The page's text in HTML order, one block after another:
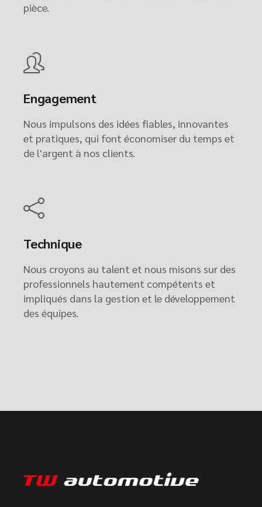
pièce.
Engagement
Nous impulsons des idées fiables, innovantes
et pratiques, qui font économiser du temps et
de l'argent à nos clients.
Technique
Nous croyons au talent et nous misons sur des
professionnels hautement compétents et
impliqués dans la gestion et le développement
des équipes.